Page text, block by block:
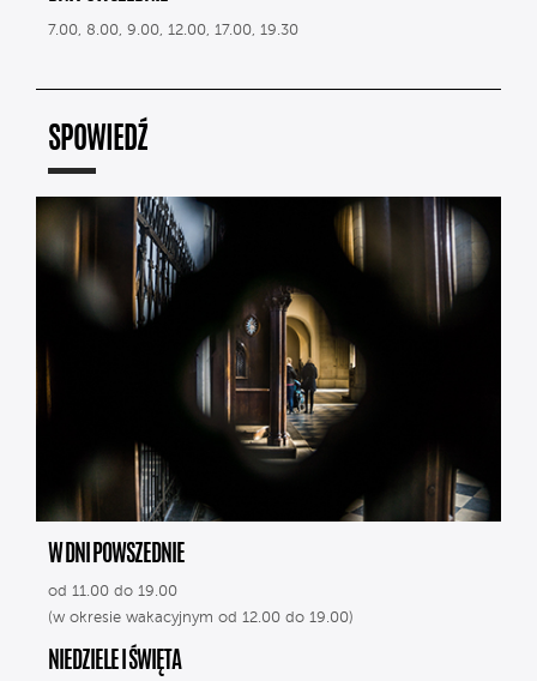
7.00, 8.00, 9.00, 12.00, 17.00, 19.30
SPOWIEDŹ
W DNI POWSZEDNIE
od 11.00 do 19.00
(w okresie wakacyjnym od 12.00 do 19.00)
NIEDZIELE I ŚWIĘTA